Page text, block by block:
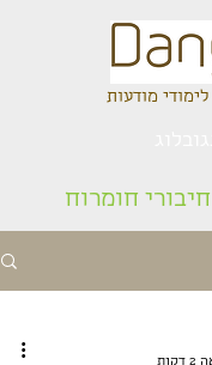
לימודי מודעות
חומרוח